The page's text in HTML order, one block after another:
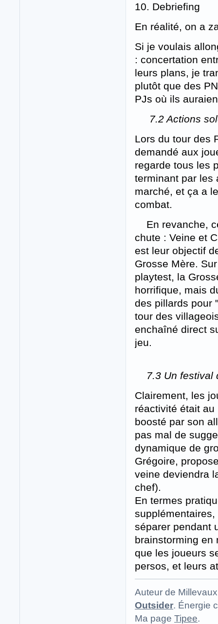
10. Debriefing
En réalité, on a
Si je voulais
: concertation
leurs plans, je
plutôt que des
PJs où ils
7.2 Actions
Lors du tour des
demandé aux
regarde tous les
terminant par les
marché, et ça a
combat.
En revanche,
chute : Veine et
est leur objectif
Grosse Mère.
playtest, la
horrifique, mais
des pillards pour
tour des
enchaîné direct
jeu.
7.3 Un festival
Clairement, les
réactivité était
boosté par son
pas mal de
dynamique de
Grégoire,
veine deviendra
chef).
En termes
séparer pendant
brainstorming en
que les joueurs
persos, et leurs
Auteur de
Outsider. Énergie
Ma page Tipee.